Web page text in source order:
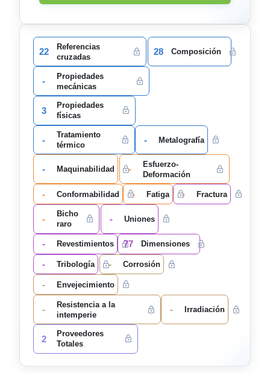
22
Referencias
cruzadas
28 Composición
-
Propiedades
mecánicas
3
Propiedades
físicas
-
Tratamiento
térmico
- Metalografía
- Maquinabilidad -
Esfuerzo-
Deformación
- Conformabilidad - Fatiga - Fractura
-
Bicho
raro
- Uniones
- Revestimientos 77 Dimensiones
- Tribología - Corrosión
- Envejecimiento
-
Resistencia a la
intemperie
- Irradiación
2
Proveedores
Totales